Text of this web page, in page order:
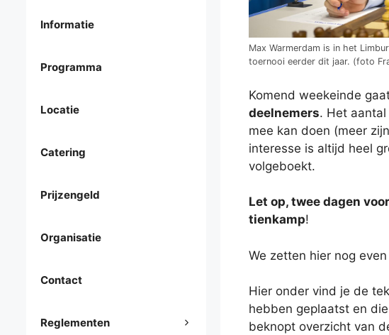
Max Warmerdam is in het
toernooi eerder dit jaar. (foto
Komend weekeinde
deelnemers. Het
mee kan doen (meer
interesse is altijd heel
volgeboekt.
Let op, twee dagen
tienkamp!
We zetten hier nog
Hier onder vind je de
hebben geplaatst en
beknopt overzicht van
Informatie
Programma
Locatie
Catering
Prijzengeld
Organisatie
Contact
Reglementen